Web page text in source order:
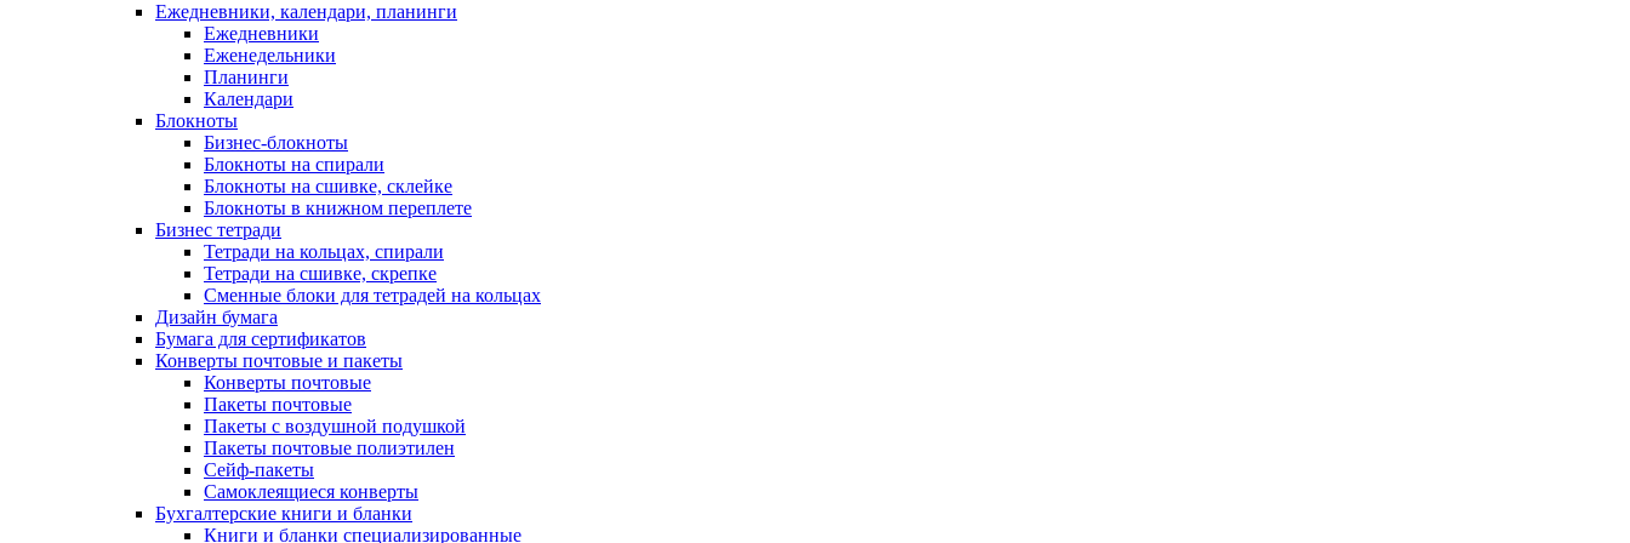
Ежедневники, календари, планинги
Ежедневники
Еженедельники
Планинги
Календари
Блокноты
Бизнес-блокноты
Блокноты на спирали
Блокноты на сшивке, склейке
Блокноты в книжном переплете
Бизнес тетради
Тетради на кольцах, спирали
Тетради на сшивке, скрепке
Сменные блоки для тетрадей на кольцах
Дизайн бумага
Бумага для сертификатов
Конверты почтовые и пакеты
Конверты почтовые
Пакеты почтовые
Пакеты с воздушной подушкой
Пакеты почтовые полиэтилен
Сейф-пакеты
Самоклеящиеся конверты
Бухгалтерские книги и бланки
Книги и бланки специализированные